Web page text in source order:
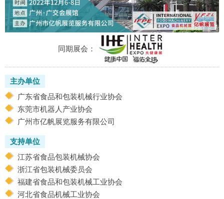
同期展会：
主办单位
广东省食品和包装机械行业协会
东莞市机器人产业协会
广州市亿帆展览服务有限公司
支持单位
江苏省食品包装机械协会
浙江省包装机械委员会
福建省食品和包装机械工业协会
河北省食品机械工业协会